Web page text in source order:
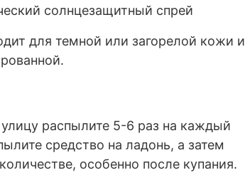
солнцезащитный спрей
для темной или загорелой кожи и
распылите 5-6 раз на каждый
средство на ладонь, а затем
особенно после купания.